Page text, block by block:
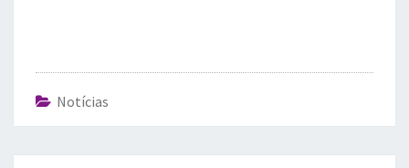
Notícias